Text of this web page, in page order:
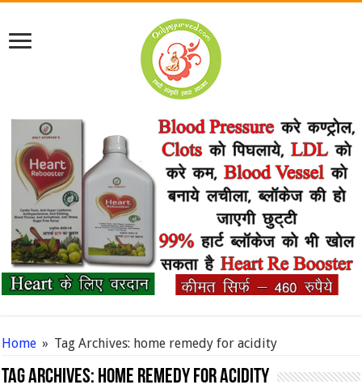
Home » Tag Archives: home remedy for acidity
Tag Archives: home remedy for acidity